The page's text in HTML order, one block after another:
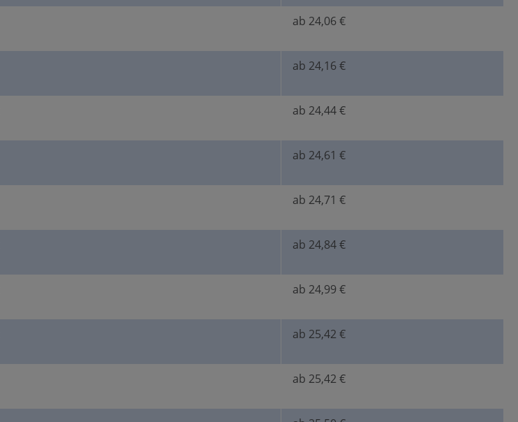
ab 24,06 €
ab 24,16 €
ab 24,44 €
ab 24,61 €
ab 24,71 €
ab 24,84 €
ab 24,99 €
ab 25,42 €
ab 25,42 €